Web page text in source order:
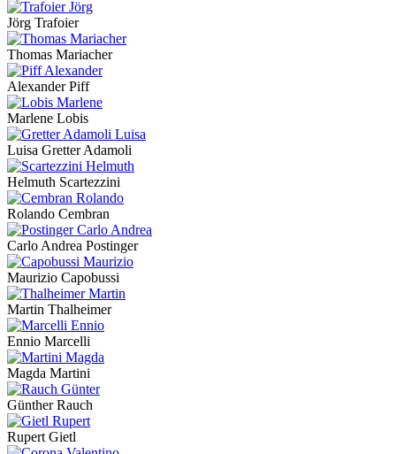
Jörg Trafoier
Thomas Mariacher
Alexander Piff
Marlene Lobis
Luisa Gretter Adamoli
Helmuth Scartezzini
Rolando Cembran
Carlo Andrea Postinger
Maurizio Capobussi
Martin Thalheimer
Ennio Marcelli
Magda Martini
Günther Rauch
Rupert Gietl